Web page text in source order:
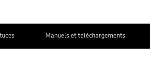
Manuels et téléchargements